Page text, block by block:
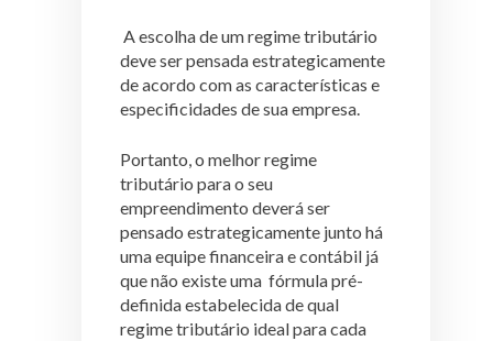
A escolha de um regime tributário
deve ser pensada estrategicamente
de acordo com as características e
especificidades de sua empresa.
Portanto, o melhor regime
tributário para o seu
empreendimento deverá ser
pensado estrategicamente junto há
uma equipe financeira e contábil já
que não existe uma fórmula pré-
definida estabelecida de qual
regime tributário ideal para cada